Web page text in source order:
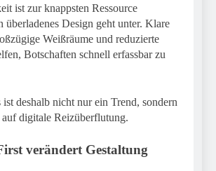
ist zur knappsten Ressource
überladenes Design geht unter. Klare
Weißräume und reduzierte
Botschaften schnell erfassbar zu
deshalb nicht nur ein Trend, sondern
digitale Reizüberflutung.
verändert Gestaltung